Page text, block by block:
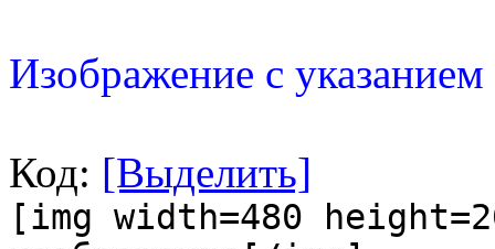
Изображение с указанием
Код: [Выделить]
[img width=480